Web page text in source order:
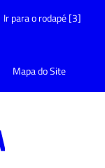
Ir para o rodapé [3]
Mapa do Site